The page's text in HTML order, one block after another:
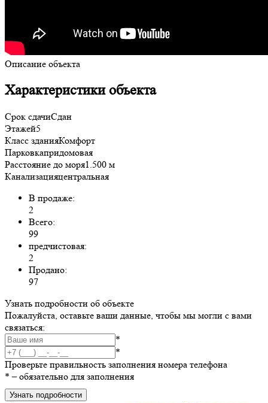
Описание объекта
Характеристики объекта
Срок сдачиСдан
Этажей5
Класс зданияКомфорт
Парковкапридомовая
Расстояние до моря1.500 м
Канализацияцентральная
В продаже:
2
Всего:
99
предчистовая:
2
Продано:
97
Узнать подробности об объекте
Пожалуйста, оставьте ваши данные, чтобы мы могли с вами
связаться:
*
*
Проверьте правильность заполнения номера телефона
* – обязательно для заполнения
Узнать подробности